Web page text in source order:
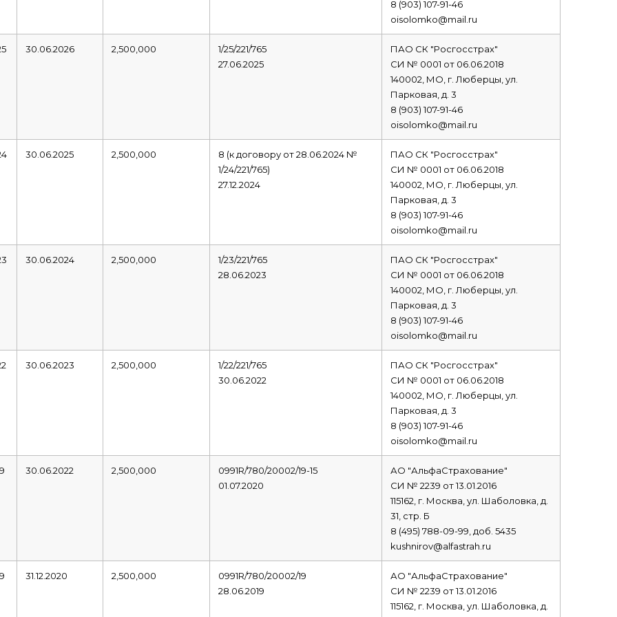
8 (903) 107-91-46
oisolomko@mail.ru
30.06.2026 2,500,000
1/25/221/765
27.06.2025
ПАО СК "Росгосстрах"
СИ № 0001 от 06.06.2018
140002, МО, г. Люберцы, ул.
Парковая, д. 3
8 (903) 107-91-46
oisolomko@mail.ru
30.06.2025 2,500,000
8 (к договору от 28.06.2024 №
1/24/221/765)
27.12.2024
ПАО СК "Росгосстрах"
СИ № 0001 от 06.06.2018
140002, МО, г. Люберцы, ул.
Парковая, д. 3
8 (903) 107-91-46
oisolomko@mail.ru
30.06.2024 2,500,000
1/23/221/765
28.06.2023
ПАО СК "Росгосстрах"
СИ № 0001 от 06.06.2018
140002, МО, г. Люберцы, ул.
Парковая, д. 3
8 (903) 107-91-46
oisolomko@mail.ru
30.06.2023 2,500,000
1/22/221/765
30.06.2022
ПАО СК "Росгосстрах"
СИ № 0001 от 06.06.2018
140002, МО, г. Люберцы, ул.
Парковая, д. 3
8 (903) 107-91-46
oisolomko@mail.ru
30.06.2022 2,500,000
0991R/780/20002/19-15
01.07.2020
АО "АльфаСтрахование"
СИ № 2239 от 13.01.2016
115162, г. Москва, ул. Шаболовка, д.
31, стр. Б
8 (495) 788-09-99, доб. 5435
kushnirov@alfastrah.ru
31.12.2020 2,500,000
0991R/780/20002/19
28.06.2019
АО "АльфаСтрахование"
СИ № 2239 от 13.01.2016
115162, г. Москва, ул. Шаболовка, д.